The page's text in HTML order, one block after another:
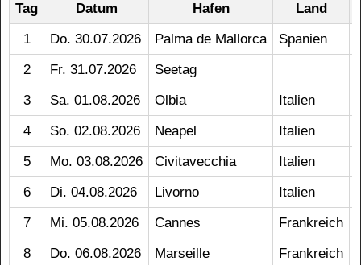
Tag Datum Hafen
Land
1
Do. 30.07.2026 Palma de Mallorca
Spanien
2
Fr. 31.07.2026
Seetag
3
Sa. 01.08.2026 Olbia
Italien
4
So. 02.08.2026 Neapel
Italien
5
Mo. 03.08.2026 Civitavecchia
Italien
6
Di. 04.08.2026 Livorno
Italien
7
Mi. 05.08.2026 Cannes
Frankreich
8
Do. 06.08.2026 Marseille
Frankreich